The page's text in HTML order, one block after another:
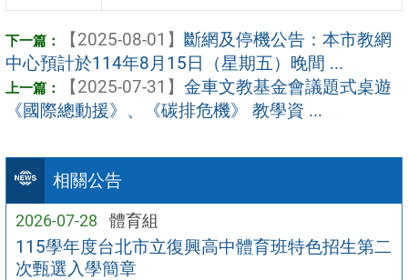
相關公告
2026-07-28 體育組
115學年度台北市立復興高中體育班特色招生第二
次甄選入學簡章
【2025-08-01】 斷網及停機公告：本市教網
中心預計於114年8月15日（星期五）晚間 ...
【2025-07-31】 金車文教基金會議題式桌遊
《國際總動援》、《碳排危機》 教學資 ...